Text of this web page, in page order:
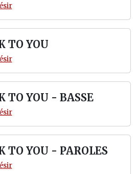
TO YOU
TO YOU - BASSE
TO YOU - PAROLES